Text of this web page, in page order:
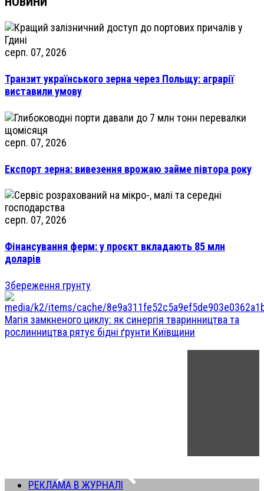
серп. 07, 2026
Транзит українського зерна через Польщу: аграрії
виставили умову
серп. 07, 2026
Експорт зерна: вивезення врожаю займе півтора року
серп. 07, 2026
Фінансування ферм: у проєкт вкладають 85 млн
доларів
Збереження грунту
Магія замкненого циклу: як синергія тваринництва та
рослинництва рятує бідні ґрунти Київщини
РЕКЛАМА В ЖУРНАЛІ